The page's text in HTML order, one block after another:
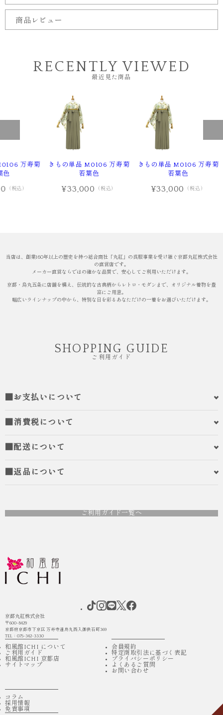
商品レビュー
RECENTLY VIEWED
最近見た商品
万寿菊
色
（税込）
きもの単品 M0106 万寿菊
若葉色
¥33,000 （税込）
きもの単品 M0106 万寿菊
若葉色
¥33,000 （税込）
当店は、創業160年以上の歴史を持つ総合商社「丸紅」の呉服事業を受け継ぐ京都丸紅株式会社
の直営店です。
メーカー直営ならではの確かな品質で、安心してご利用いただけます。
京都・烏丸五条に店舗を構え、伝統的な古典柄からレトロ・モダンまで、オリジナル着物を豊
富にご用意。
幅広いラインナップの中から、特別な日を彩るあなただけの一着をお選びいただけます。
SHOPPING GUIDE
ご利用ガイド
■お支払いについて
■消費税について
■配送について
■返品について
ご利用ガイド一覧へ
京都丸紅株式会社
〒600-8429
京都府京都市下京区 万寿寺通烏丸西入御供石町369
TEL：075-342-3330
和風館ICHI について
ご利用ガイド
和風館ICHI 京都店
サイトマップ
会員規約
特定商取引法に基づく表記
プライバシーポリシー
よくあるご質問
お問い合わせ
コラム
採用情報
免責事項